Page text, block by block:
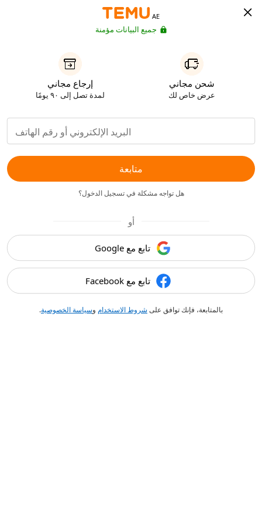
AE
جميع البيانات مؤمنة
شحن مجاني
عرض خاص لك
إرجاع مجاني
لمدة تصل إلى ٩٠ يومًا
متابعة
هل تواجه مشكلة في تسجيل الدخول؟
أو
تابع مع Google
تابع مع Facebook
بالمتابعة، فإنك توافق على شروط الاستخدام وسياسة الخصوصية.